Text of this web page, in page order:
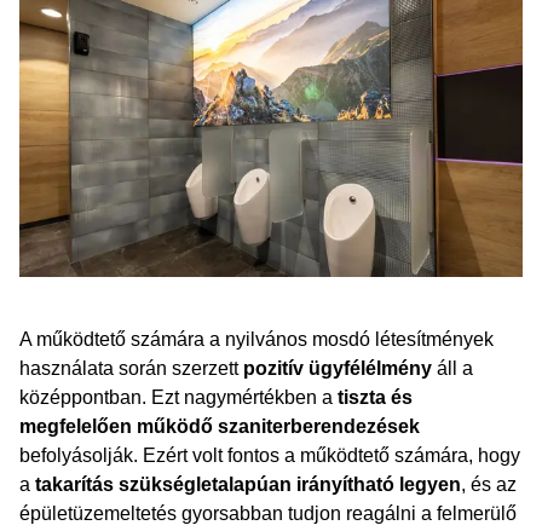
A működtető számára a nyilvános mosdó létesítmények
használata során szerzett pozitív ügyfélélmény áll a
középpontban. Ezt nagymértékben a tiszta és
megfelelően működő szaniterberendezések
befolyásolják. Ezért volt fontos a működtető számára, hogy
a takarítás szükségletalapúan irányítható legyen, és az
épületüzemeltetés gyorsabban tudjon reagálni a felmerülő